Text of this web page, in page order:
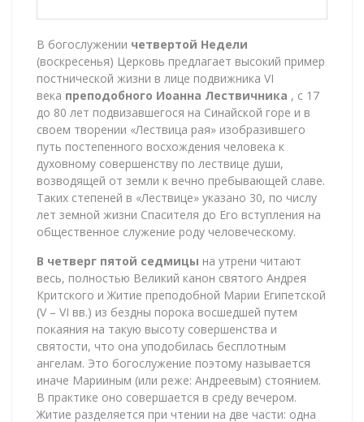
В богослужении четвертой Недели
(воскресенья) Церковь предлагает высокий пример
постнической жизни в лице подвижника VI
века преподобного Иоанна Лествичника , с 17
до 80 лет подвизавшегося на Синайской горе и в
своем творении «Лествица рая» изобразившего
путь постепенного восхождения человека к
духовному совершенству по лествице души,
возводящей от земли к вечно пребывающей славе.
Таких степеней в «Лествице» указано 30, по числу
лет земной жизни Спасителя до Его вступления на
общественное служение роду человеческому.
В четверг пятой седмицы на утрени читают
весь, полностью Великий канон святого Андрея
Критского и Житие преподобной Марии Египетской
(V – VI вв.) из бездны порока восшедшей путем
покаяния на такую высоту совершенства и
святости, что она уподобилась бесплотным
ангелам. Это богослужение поэтому называется
иначе Марииным (или реже: Андреевым) стоянием.
В практике оно совершается в среду вечером.
Житие разделяется при чтении на две части: одна